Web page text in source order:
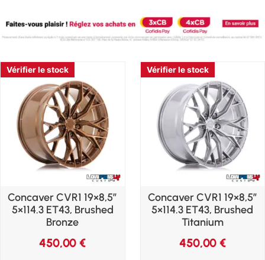
Vérifier le stock
Concaver CVR1 19×8,5″
5×114.3 ET43, Brushed
Bronze
450,00€
Vérifier le stock
Vérifier le stock
Concaver CVR1 19×8,5″
5×114.3 ET43, Brushed
Titanium
450,00 €